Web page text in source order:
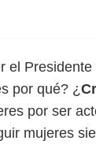
el
por qué? ¿
por ser
mujeres